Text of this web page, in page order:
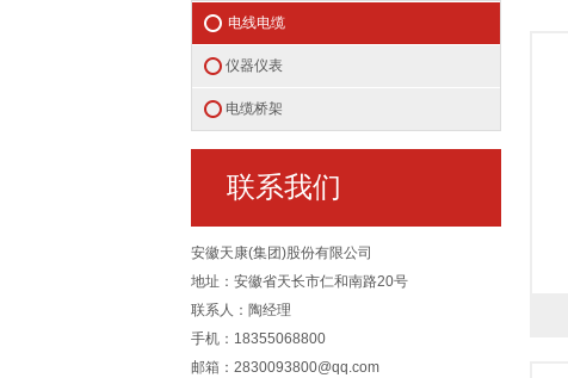
电线电缆
仪器仪表
电缆桥架
联系我们
安徽天康(集团)股份有限公司
地址：安徽省天长市仁和南路20号
联系人：陶经理
手机：18355068800
邮箱：2830093800@qq.com